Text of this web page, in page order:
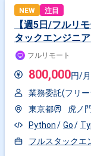
NEW 注目
【週5日/フルリ
タックエンジニ
ューションおよ
フルリモート
800,000円/月
業務委託(フリ
東京都
虎ノ
Python
Go
フルスタックエ